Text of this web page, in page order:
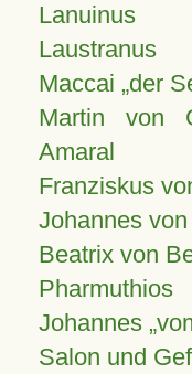
Lanuinus
Laustranus
Maccai „der
Martin von
Amaral
Franziskus
Johannes
Beatrix von
Pharmuthios
Johannes
Salon und